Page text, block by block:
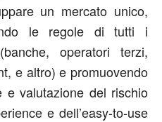
un mercato unico,
le regole di tutti i
operatori terzi,
e altro) e promuovendo
e valutazione del rischio
e dell’easy-to-use